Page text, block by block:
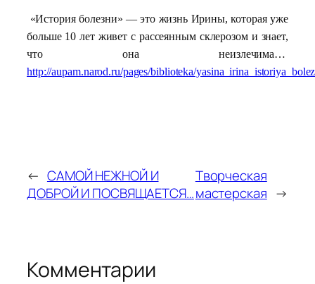
«История болезни» — это жизнь Ирины, которая уже
больше 10 лет живет с рассеянным склерозом и знает,
что она неизлечима…
http://aupam.narod.ru/pages/biblioteka/
← САМОЙ НЕЖНОЙ И
ДОБРОЙ И ПОСВЯЩАЕТСЯ…
Творческая
мастерская →
Комментарии